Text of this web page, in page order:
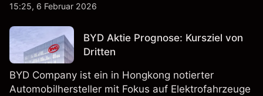
15:25, 6 Februar 2026
BYD Aktie Prognose: Kursziel von
Dritten
BYD Company ist ein in Hongkong notierter
Automobilhersteller mit Fokus auf Elektrofahrzeuge